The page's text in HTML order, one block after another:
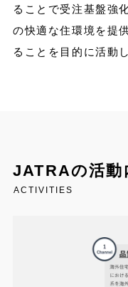
ることで受注基盤強
の快適な住環境を提
ることを目的に活動
JATRAの活動
ACTIVITIES